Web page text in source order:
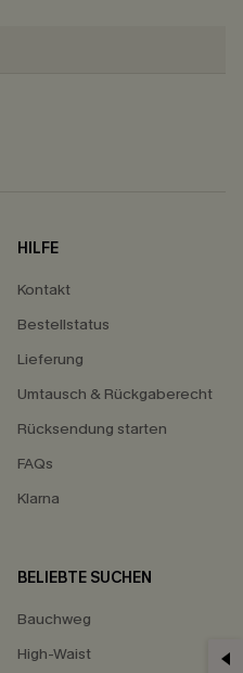
HILFE
Kontakt
Bestellstatus
Lieferung
Umtausch & Rückgaberecht
Rücksendung starten
FAQs
Klarna
BELIEBTE SUCHEN
Bauchweg
High-Waist